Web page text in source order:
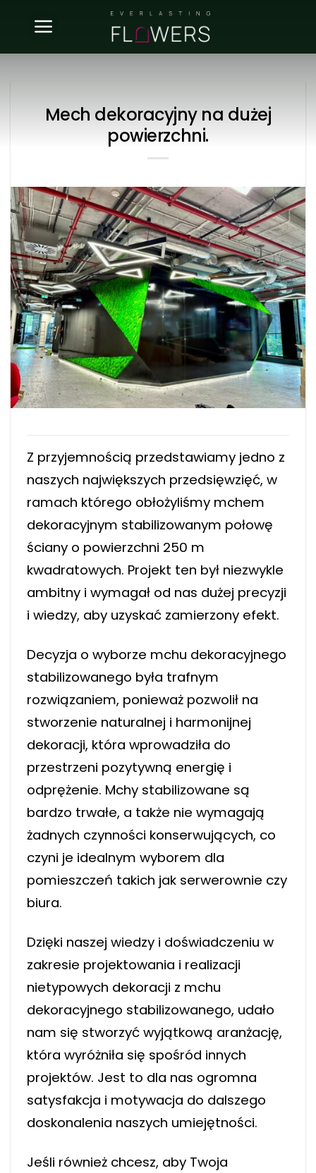
Mech dekoracyjny na dużej
powierzchni.
Z przyjemnością przedstawiamy jedno z
naszych największych przedsięwzięć, w
ramach którego obłożyliśmy mchem
dekoracyjnym stabilizowanym połowę
ściany o powierzchni 250 m
kwadratowych. Projekt ten był niezwykle
ambitny i wymagał od nas dużej precyzji
i wiedzy, aby uzyskać zamierzony efekt.
Decyzja o wyborze mchu dekoracyjnego
stabilizowanego była trafnym
rozwiązaniem, ponieważ pozwolił na
stworzenie naturalnej i harmonijnej
dekoracji, która wprowadziła do
przestrzeni pozytywną energię i
odprężenie. Mchy stabilizowane są
bardzo trwałe, a także nie wymagają
żadnych czynności konserwujących, co
czyni je idealnym wyborem dla
pomieszczeń takich jak serwerownie czy
biura.
Dzięki naszej wiedzy i doświadczeniu w
zakresie projektowania i realizacji
nietypowych dekoracji z mchu
dekoracyjnego stabilizowanego, udało
nam się stworzyć wyjątkową aranżację,
która wyróżniła się spośród innych
projektów. Jest to dla nas ogromna
satysfakcja i motywacja do dalszego
doskonalenia naszych umiejętności.
Jeśli również chcesz, aby Twoja